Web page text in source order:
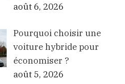
août 6, 2026
Pourquoi choisir une
voiture hybride pour
économiser ?
août 5, 2026